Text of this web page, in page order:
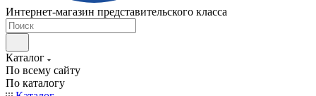
Интернет-магазин представительского класса
Каталог
По всему сайту
По каталогу